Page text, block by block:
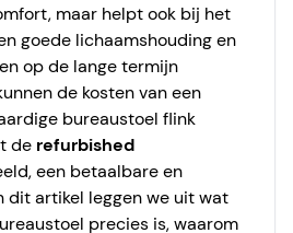
maar helpt ook bij het
goede lichaamshouding en
op de lange termijn
de kosten van een
bureaustoel flink
de refurbished
een betaalbare en
dit artikel leggen we uit wat
precies is, waarom